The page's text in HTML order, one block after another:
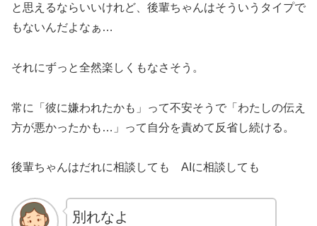
と思えるならいいけれど、後輩ちゃんはそういうタイプで
もないんだよなぁ…
それにずっと全然楽しくもなさそう。
常に「彼に嫌われたかも」って不安そうで「わたしの伝え
方が悪かったかも…」って自分を責めて反省し続ける。
後輩ちゃんはだれに相談しても AIに相談しても
別れなよ